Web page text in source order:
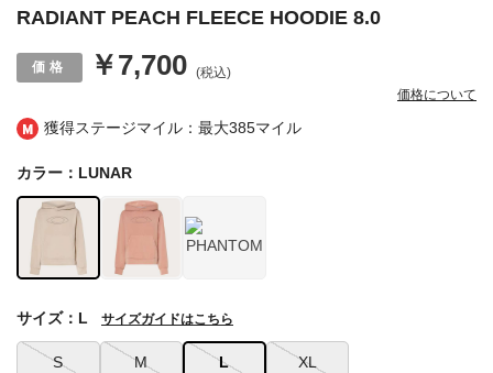
獲得ステージマイル：最大385マイル
RADIANT PEACH FLEECE HOODIE 8.0
￥7,700 (税込)
価格について
カラー：LUNAR
S M L XL
サイズ：L サイズガイドはこちら